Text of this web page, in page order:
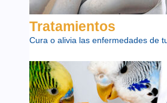
Tratamientos
Cura o alivia las enfermedades de